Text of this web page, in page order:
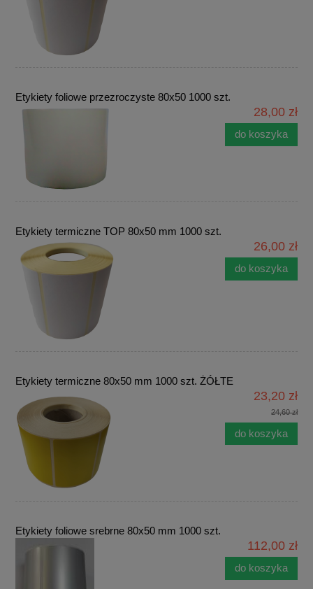
Etykiety foliowe przezroczyste 80x50 1000 szt.
28,00 zł
do koszyka
Etykiety termiczne TOP 80x50 mm 1000 szt.
26,00 zł
do koszyka
Etykiety termiczne 80x50 mm 1000 szt. ŻÓŁTE
23,20 zł
24,60 zł
do koszyka
Etykiety foliowe srebrne 80x50 mm 1000 szt.
112,00 zł
do koszyka